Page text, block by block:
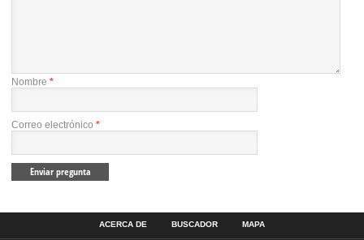
Nombre *
Correo electrónico *
ACERCA DE BUSCADOR MAPA